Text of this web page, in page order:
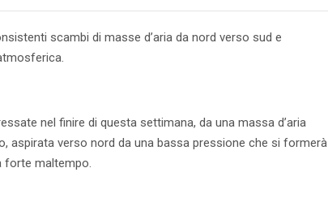
scambi di masse d’aria da nord verso sud e
nel finire di questa settimana, da una massa d’aria
aspirata verso nord da una bassa pressione che si formerà
forte maltempo.